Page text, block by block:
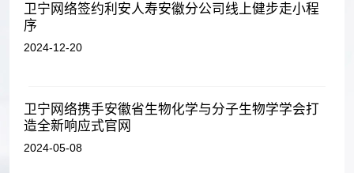
卫宁网络签约利安人寿安徽分公司线上健步走小程
序
2024-12-20
卫宁网络携手安徽省生物化学与分子生物学学会打
造全新响应式官网
2024-05-08